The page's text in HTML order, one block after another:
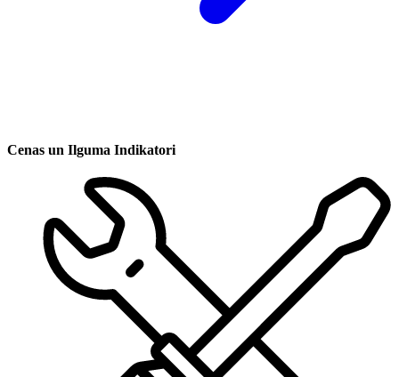
Cenas un Ilguma Indikatori